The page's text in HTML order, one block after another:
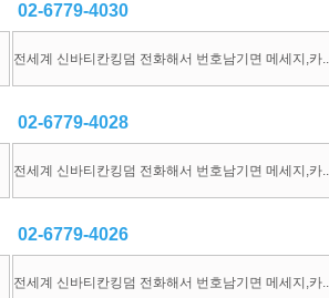
02-6779-4030
전세계 신바티칸킹덤 전화해서 번호남기면 메세지,카..
02-6779-4028
전세계 신바티칸킹덤 전화해서 번호남기면 메세지,카..
02-6779-4026
전세계 신바티칸킹덤 전화해서 번호남기면 메세지,카..